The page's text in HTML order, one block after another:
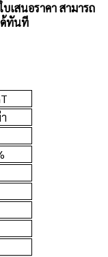
เสนอราคา สามารถ
ด้ทันที